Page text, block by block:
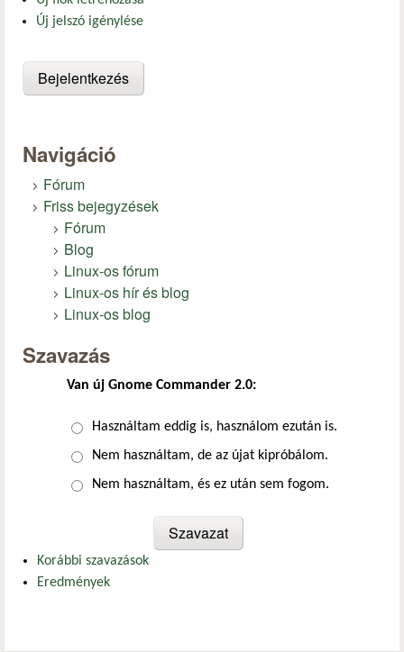
Új jelszó igénylése
Navigáció
Fórum
Friss bejegyzések
Fórum
Blog
Linux-os fórum
Linux-os hír és blog
Linux-os blog
Szavazás
Van új Gnome Commander 2.0:
Választások
Használtam eddig is, használom ezután is.
Nem használtam, de az újat kipróbálom.
Nem használtam, és ez után sem fogom.
Korábbi szavazások
Eredmények